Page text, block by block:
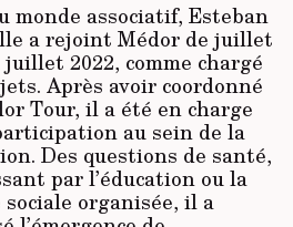
monde associatif, Esteban
a rejoint Médor de juillet
juillet 2022, comme chargé
Après avoir coordonné
Tour, il a été en charge
au sein de la
Des questions de santé,
par l’éducation ou la
organisée, il a